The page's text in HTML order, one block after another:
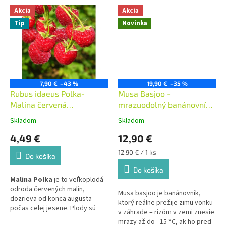
vynikajúcej chuti. Je veľmi
plodná a dozrieva postupne od
júna do októbra.
pripomínajúce čučoriedky.
Dorastá do výšky okolo 3
metrov a šírky cez 5 metrov.
Akcia
Tip
7,90 € –43 %
Rubus idaeus Polka-
Malina červená
remontantná ´POLKA®´
Skladom
4,49 €
Do košíka
Malina Polka je to veľkoplodá
odroda červených malín,
dozrieva od konca augusta
počas celej jesene. Plody sú
Akcia
Novinka
19,90 € –35 %
Musa Basjoo -
mrazuodolný banánovník
AKCIA
Skladom
12,90 €
Jednotková
cena:
12,90 € / 1 ks
Do košíka
Musa basjoo je banánovník,
ktorý reálne prežije zimu vonku
v záhrade – rizóm v zemi znesie
mrazy až do –15 °C, ak ho pred